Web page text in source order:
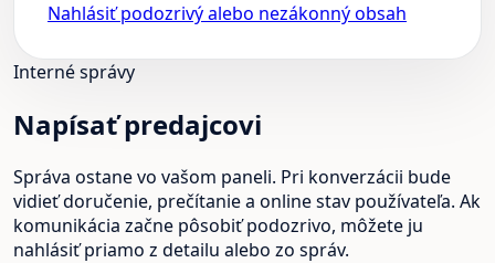
Nahlásiť podozrivý alebo nezákonný obsah
Interné správy
Napísať predajcovi
Správa ostane vo vašom paneli. Pri konverzácii bude
vidieť doručenie, prečítanie a online stav používateľa. Ak
komunikácia začne pôsobiť podozrivo, môžete ju
nahlásiť priamo z detailu alebo zo správ.